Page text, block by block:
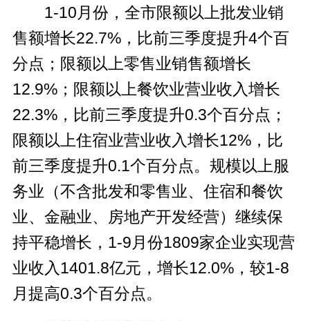
1-10月份，全市限额以上批发业销
售额增长22.7%，比前三季度提升4个百
分点；限额以上零售业销售额增长
12.9%；限额以上餐饮业营业收入增长
22.3%，比前三季度提升0.3个百分点；
限额以上住宿业营业收入增长12%，比
前三季度提升0.1个百分点。规模以上服
务业（不含批发和零售业、住宿和餐饮
业、金融业、房地产开发经营）继续保
持平稳增长，1-9月份1809家企业实现营
业收入1401.8亿元，增长12.0%，较1-8
月提高0.3个百分点。